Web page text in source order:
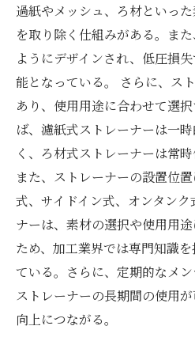
過紙やメッシュ、ろ材といっ
を取り除く仕組みがある。ま
ようにデザインされ、低圧損
能となっている。 さらに、ス
あり、使用用途に合わせて選
ば、濾紙式ストレーナーは一
く、ろ材式ストレーナーは常
また、ストレーナーの設置位
式、サイドイン式、オンタン
ナーは、素材の選択や使用用
ため、加工業界では専門知識
ている。さらに、定期的なメン
ストレーナーの長期間の使用
向上につながる。